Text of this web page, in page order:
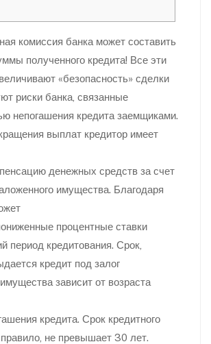
комиссия банка может составить
полученного кредита! Все эти
«безопасность» сделки
риски банка, связанные
непогашения кредита заемщиками.
выплат кредитор имеет
денежных средств за счет
имущества. Благодаря
процентные ставки
период кредитования. Срок,
кредит под залог
зависит от возраста
кредита. Срок кредитного
правило, не превышает 30 лет.